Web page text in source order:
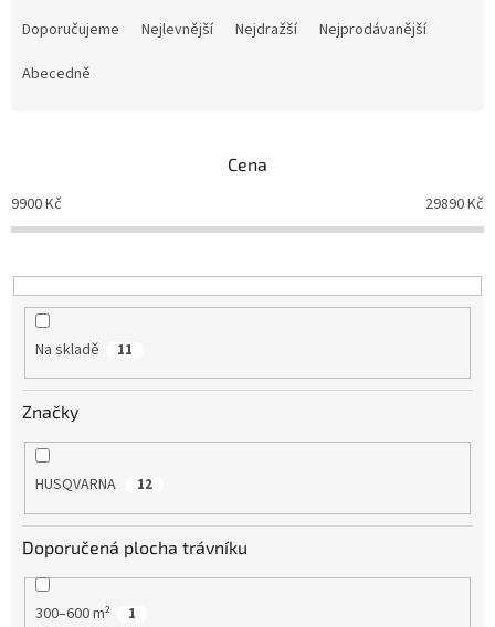
o
d
k
t
Doporučujeme Nejlevnější Nejdražší
Nejprodávanější
Abecedně
Cena
9900Kč 29890Kč
Na skladě 11
Značky
HUSQVARNA 12
Doporučená plocha trávníku
300–600 m² 1